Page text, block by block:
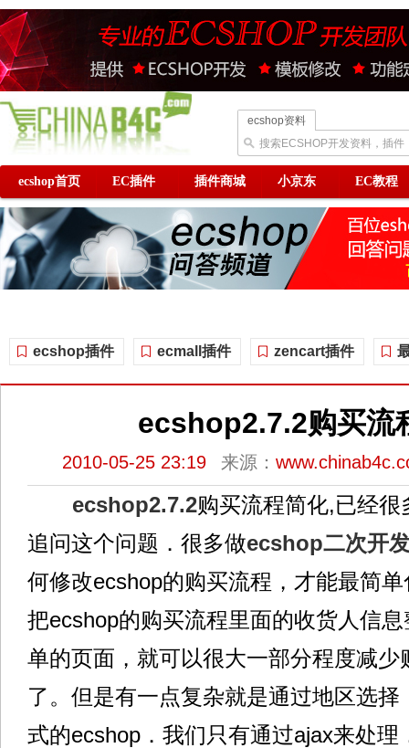
ecshop资料
搜索ECSHOP开发资料，插件
ecshop首页 EC插件 插件商城 小京东 EC教程
ecshop插件 ecmall插件 zencart插件
ecshop2.7.2购买流
2010-05-25 23:19 来源：
ecshop2.7.2购买流程简化,已经
追问这个问题．很多做ecshop二次开
何修改ecshop的购买流程，才能最简
把ecshop的购买流程里面的收货人信
单的页面，就可以很大一部分程度减少
了。但是有一点复杂就是通过地区选择
式的ecshop．我们只有通过ajax来处理